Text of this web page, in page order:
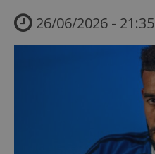
26/06/2026 - 21:35